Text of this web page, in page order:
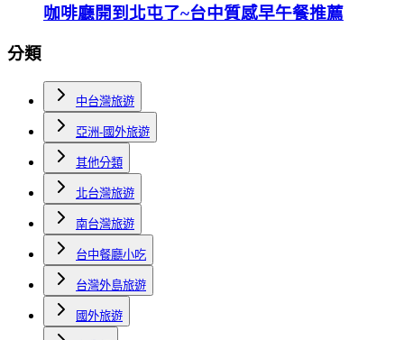
咖啡廳開到北屯了~台中質感早午餐推薦
分類
中台灣旅遊
亞洲-國外旅遊
其他分類
北台灣旅遊
南台灣旅遊
台中餐廳小吃
台灣外島旅遊
國外旅遊